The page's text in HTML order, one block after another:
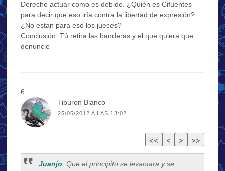
Derecho actuar como es debido. ¿Quién es Cifuentes
para decir que eso iría contra la libertad de expresión?
¿No estan para eso los jueces?
Conclusión: Tú retira las banderas y el que quiera que
denuncie
Tiburon Blanco
25/05/2012 A LAS 13:02
Juanjo: Que el principito se levantara y se